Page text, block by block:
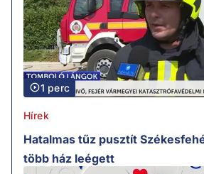
1 perc
Hírek
Hatalmas tűz pusztít
több ház leégett